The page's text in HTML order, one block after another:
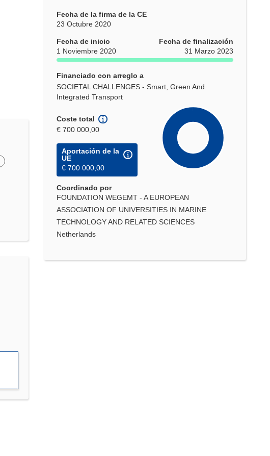
Fecha de la firma de la CE
23 Octubre 2020
Fecha de inicio
1 Noviembre 2020
Fecha de finalización
31 Marzo 2023
Financiado con arreglo a
SOCIETAL CHALLENGES - Smart, Green And
Integrated Transport
Coste total
€ 700 000,00
Aportación de la
UE
€ 700 000,00
Coordinado por
FOUNDATION WEGEMT - A EUROPEAN
ASSOCIATION OF UNIVERSITIES IN MARINE
TECHNOLOGY AND RELATED SCIENCES
Netherlands